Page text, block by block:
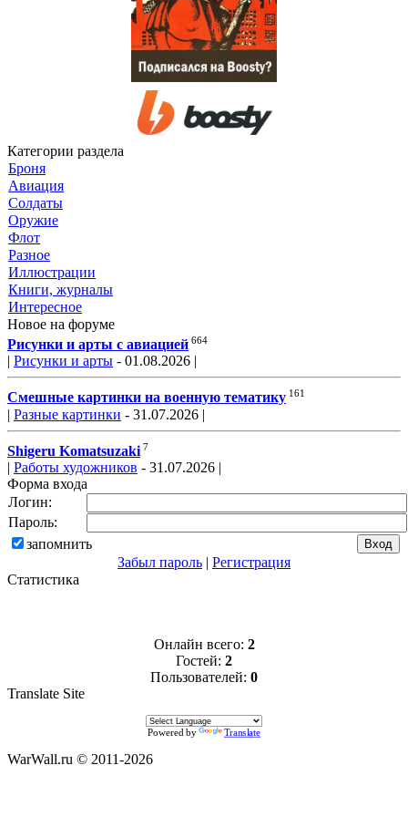
Категории раздела
Броня
Авиация
Солдаты
Оружие
Флот
Разное
Иллюстрации
Книги, журналы
Интересное
Новое на форуме
Рисунки и арты с авиацией 664
| Рисунки и арты - 01.08.2026 |
Смешные картинки на военную тематику 161
| Разные картинки - 31.07.2026 |
Shigeru Komatsuzaki 7
| Работы художников - 31.07.2026 |
Форма входа
Логин:
Пароль:
запомнить
Забыл пароль | Регистрация
Статистика
Онлайн всего: 2
Гостей: 2
Пользователей: 0
Translate Site
Powered by Translate
WarWall.ru © 2011-2026